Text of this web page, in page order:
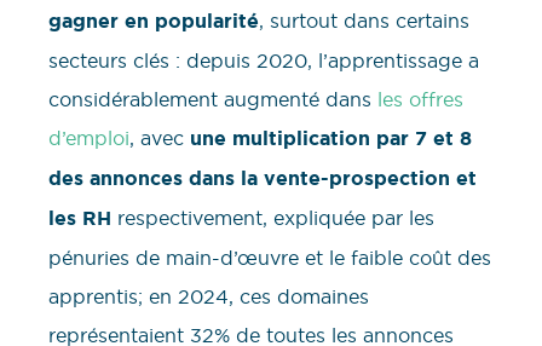
gagner en popularité, surtout dans certains
secteurs clés : depuis 2020, l’apprentissage a
considérablement augmenté dans les offres
d’emploi, avec une multiplication par 7 et 8
des annonces dans la vente-prospection et
les RH respectivement, expliquée par les
pénuries de main-d’œuvre et le faible coût des
apprentis; en 2024, ces domaines
représentaient 32% de toutes les annonces